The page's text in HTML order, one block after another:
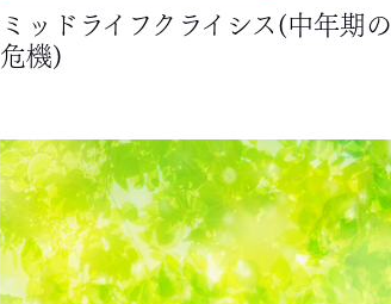
ミッドライフクライシス(中年期の
危機)